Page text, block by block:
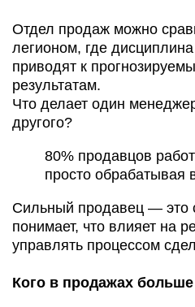
Отдел продаж можно
легионом, где
приводят к
результатам.
Что делает один
другого?
80% продавцов
просто обрабатывая
Сильный продавец — это
понимает, что влияет на
управлять процессом
Кого в продажах больше